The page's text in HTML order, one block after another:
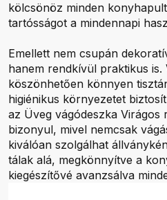
kölcsönöz minden
tartósságot a mindennapi
Emellett nem csupán
hanem rendkívül praktikus is.
köszönhetően könnyen
higiénikus környezetet
az Üveg vágódeszka Virágos
bizonyul, mivel nemcsak
kiválóan szolgálhat
tálak alá, megkönnyítve a
kiegészítővé avanzsálva